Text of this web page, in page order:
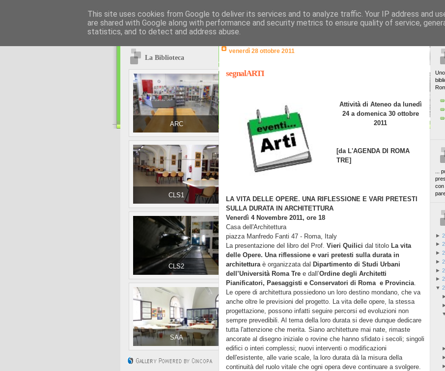
La Biblioteca
ARC
CLS1
CLS2
SAA
venerdì 28 ottobre 2011
segnalARTI
Attività di Ateneo da lunedì
24 a domenica 30 ottobre
2011
[da L'AGENDA DI ROMA
TRE]
LA VITA DELLE OPERE. UNA RIFLESSIONE E VARI PRETESTI
SULLA DURATA IN ARCHITETTURA
Venerdì 4 Novembre 2011, ore 18
Casa dell'Architettura
piazza Manfredo Fanti 47 - Roma, Italy
La presentazione del libro del Prof. Vieri Quilici dal titolo La vita
delle Opere. Una riflessione e vari pretesti sulla durata in
architettura è organizzata dal Dipartimento di Studi Urbani
dell’Università Roma Tre e dall’Ordine degli Architetti
Pianificatori, Paesaggisti e Conservatori di Roma e Provincia.
Le opere di architettura possiedono un loro destino mondano, che va
anche oltre le previsioni del progetto. La vita delle opere, la stessa
progettazione, possono infatti seguire percorsi ed evoluzioni non
sempre prevedibili. Al tema della loro durata si deve dunque dedicare
tutta l'attenzione che merita. Siano architetture mai nate, rimaste
ancorate al disegno iniziale o rovine che hanno sfidato i secoli; singoli
edifici o interi complessi; nuovi interventi o modificazioni
dell'esistente, alle varie scale, la loro durata dà la misura della
continuità del ruolo vitale che ogni opera deve continuare a svolgere.
...
con
►
►
►
►
►
►
▼
This site uses cookies from Google to deliver its services and to analyze traffic. Your IP address and
are shared with Google along with performance and security metrics to ensure quality of service,
statistics, and to detect and address abuse.